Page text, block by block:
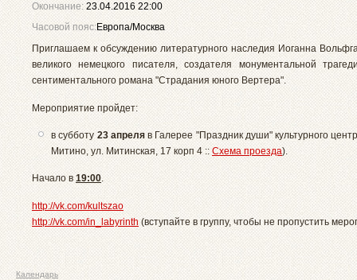
Окончание: 23.04.2016 22:00
Часовой пояс:Европа/Москва
Приглашаем к обсуждению литературного наследия Иоганна
великого немецкого писателя, создателя монументальной
сентиментального романа "Страдания юного Вертера".
Мероприятие пройдет:
в субботу 23 апреля в Галерее "Праздник души" культурного
Митино, ул. Митинская, 17 корп 4 :: Схема проезда).
Начало в 19:00.
http://vk.com/kultszao
http://vk.com/in_labyrinth (вступайте в группу, чтобы не пропустить
Календарь